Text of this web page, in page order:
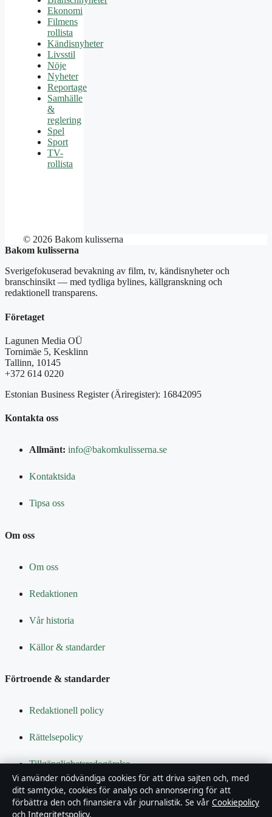
Ekonomi
Filmens
rollista
Kändisnyheter
Livsstil
Nöje
Nyheter
Reportage
Samhälle
&
reglering
Spel
Sport
TV-
rollista
© 2026 Bakom kulisserna
Bakom kulisserna
Sverigefokuserad bevakning av film, tv, kändisnyheter och
branschinsikt — med tydliga bylines, källgranskning och
redaktionell transparens.
Företaget
Lagunen Media OÜ
Tornimäe 5, Kesklinn
Tallinn, 10145
+372 614 0220
Estonian Business Register (Äriregister): 16842095
Kontakta oss
Allmänt: info@bakomkulisserna.se
Kontaktsida
Tipsa oss
Om oss
Om oss
Redaktionen
Vår historia
Källor & standarder
Förtroende & standarder
Redaktionell policy
Rättelsepolicy
Tillgänglighetsredogörelse
Integritetspolicy
Vi använder nödvändiga cookies för att driva sajten och, med
ditt samtycke, cookies för analys och annonsering för att
förbättra den och finansiera vår journalistik. Se vår Cookiepolicy
och Integritetspolicy.